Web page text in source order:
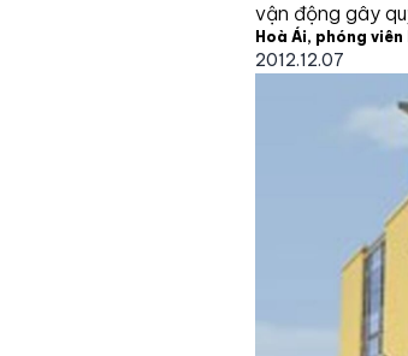
vận động gây
Hoà Ái, phóng viên
2012.12.07